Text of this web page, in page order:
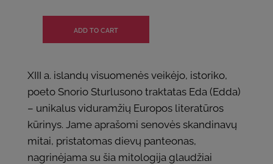
XIII a. islandų visuomenės veikėjo, istoriko,
poeto Snorio Sturlusono traktatas Eda (Edda)
– unikalus viduramžių Europos literatūros
kūrinys. Jame aprašomi senovės skandinavų
mitai, pristatomas dievų panteonas,
nagrinėjama su šia mitologija glaudžiai